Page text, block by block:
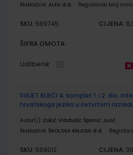
Nakladnik: ALFA d.d. Registarski broj
SKU: 569745 CIJENA:
ŠIFRA OMOTA:
Udžbenik
SVIJET RIJEČI 4; komplet 1. i 2. dio,
hrvatskoga jezika u četvrtom
Autor(i): Zokić Vladušić Španić Jurić
Nakladnik: ŠKOLSKA KNJIGA d.d.
SKU: 569012 CIJENA: